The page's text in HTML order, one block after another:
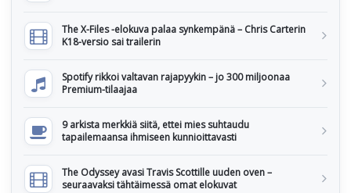
The X-Files -elokuva palaa synkempänä – Chris Carterin
K18-versio sai trailerin
Spotify rikkoi valtavan rajapyykin – jo 300 miljoonaa
Premium-tilaajaa
9 arkista merkkiä siitä, ettei mies suhtaudu
tapailemaansa ihmiseen kunnioittavasti
The Odyssey avasi Travis Scottille uuden oven –
seuraavaksi tähtäimessä omat elokuvat